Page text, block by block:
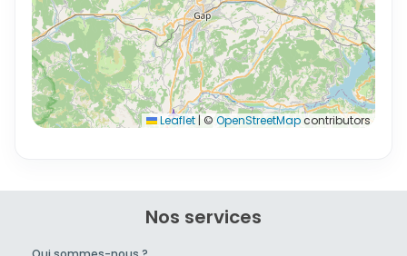
Leaflet | © OpenStreetMapcontributors
Nos services